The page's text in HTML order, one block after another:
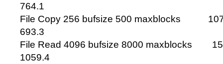
764.1
File Copy 256 bufsize 500 maxblocks
693.3
File Read 4096 bufsize 8000 maxblocks
1059.4